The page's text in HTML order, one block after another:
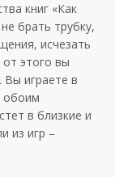
книг «Как
брать трубку,
исчезать
этого вы
играете в
обоим
в близкие и
из игр –